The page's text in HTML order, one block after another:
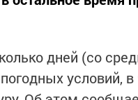
дней (со
условий,